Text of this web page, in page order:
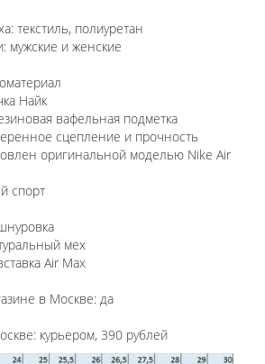
текстиль, полиуретан
мужские и женские
Найк
вафельная подметка
сцепление и прочность
оригинальной моделью Nike Air
спорт
мех
Air Max
в Москве: да
: курьером, 390 рублей